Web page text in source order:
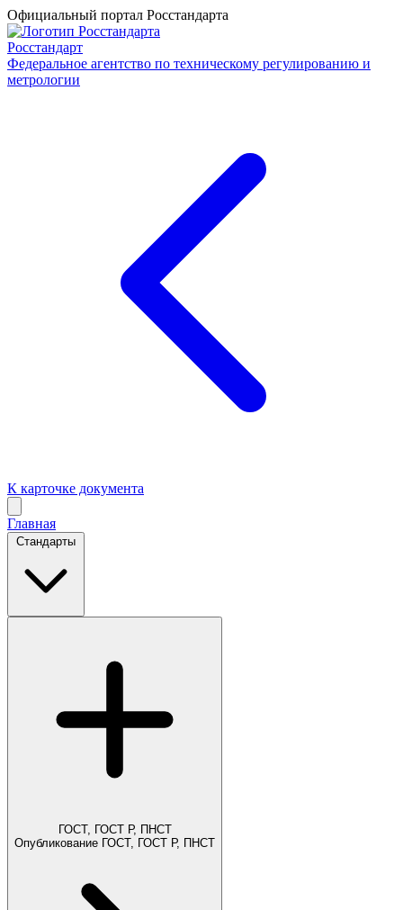
Официальный портал Росстандарта
Росстандарт
Федеральное агентство по техническому регулированию и
метрологии
К карточке документа
Главная
Стандарты
ГОСТ, ГОСТ Р, ПНСТ
Опубликование ГОСТ, ГОСТ Р, ПНСТ